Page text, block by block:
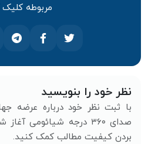
مربوطه کلیک
نظر خود را بنویسید
با ثبت نظر خود درباره عرضه
صدای ۳۶۰ درجه شیائومی
بردن کیفیت مطالب کمک کنید.